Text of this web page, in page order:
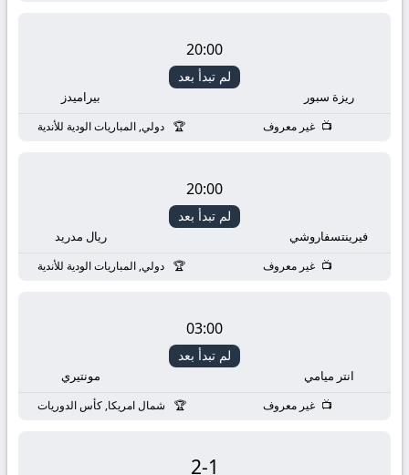
ريزة سبور
20:00
لم تبدأ بعد
بيراميدز
غير معروف دولي, المباريات الودية للأندية
فيرينتسفاروشي
20:00
لم تبدأ بعد
ريال مدريد
غير معروف دولي, المباريات الودية للأندية
انتر ميامي
03:00
لم تبدأ بعد
مونتيري
غير معروف شمال امريكا, كأس الدوريات
1
-
2